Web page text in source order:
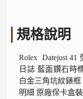
規格說明
Rolex Datejust 41
日誌 藍面鑽石時
白金三角坑紋錶
明細 原廠保卡盒裝